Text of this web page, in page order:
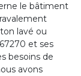
le bâtiment
lavé ou
et ses
besoins de
avons